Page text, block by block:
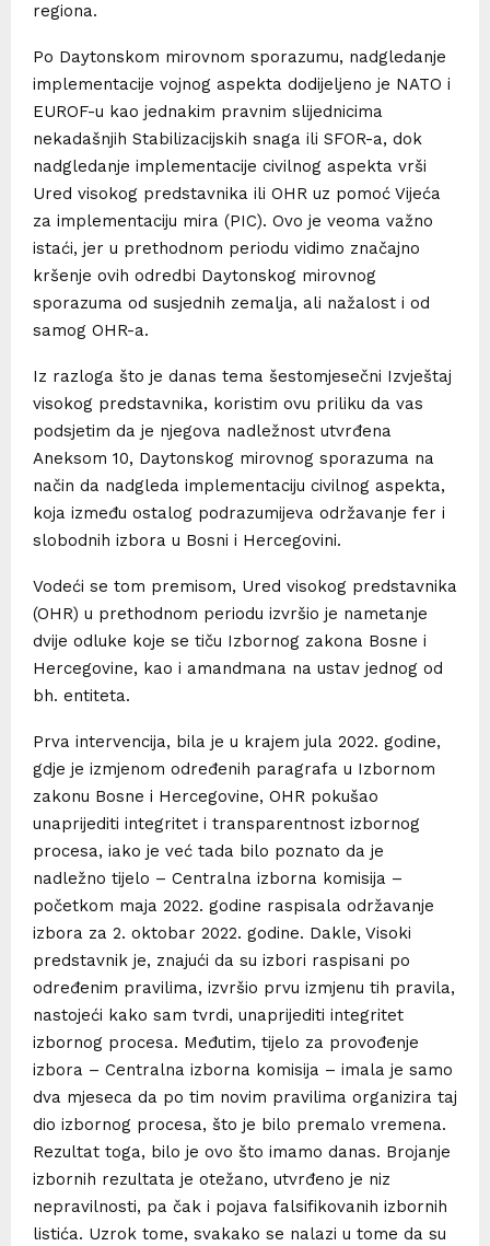
regiona.
Po Daytonskom mirovnom sporazumu, nadgledanje
implementacije vojnog aspekta dodijeljeno je NATO i
EUROF-u kao jednakim pravnim slijednicima
nekadašnjih Stabilizacijskih snaga ili SFOR-a, dok
nadgledanje implementacije civilnog aspekta vrši
Ured visokog predstavnika ili OHR uz pomoć Vijeća
za implementaciju mira (PIC). Ovo je veoma važno
istaći, jer u prethodnom periodu vidimo značajno
kršenje ovih odredbi Daytonskog mirovnog
sporazuma od susjednih zemalja, ali nažalost i od
samog OHR-a.
Iz razloga što je danas tema šestomjesečni Izvještaj
visokog predstavnika, koristim ovu priliku da vas
podsjetim da je njegova nadležnost utvrđena
Aneksom 10, Daytonskog mirovnog sporazuma na
način da nadgleda implementaciju civilnog aspekta,
koja između ostalog podrazumijeva održavanje fer i
slobodnih izbora u Bosni i Hercegovini.
Vodeći se tom premisom, Ured visokog predstavnika
(OHR) u prethodnom periodu izvršio je nametanje
dvije odluke koje se tiču Izbornog zakona Bosne i
Hercegovine, kao i amandmana na ustav jednog od
bh. entiteta.
Prva intervencija, bila je u krajem jula 2022. godine,
gdje je izmjenom određenih paragrafa u Izbornom
zakonu Bosne i Hercegovine, OHR pokušao
unaprijediti integritet i transparentnost izbornog
procesa, iako je već tada bilo poznato da je
nadležno tijelo – Centralna izborna komisija –
početkom maja 2022. godine raspisala održavanje
izbora za 2. oktobar 2022. godine. Dakle, Visoki
predstavnik je, znajući da su izbori raspisani po
određenim pravilima, izvršio prvu izmjenu tih pravila,
nastojeći kako sam tvrdi, unaprijediti integritet
izbornog procesa. Međutim, tijelo za provođenje
izbora – Centralna izborna komisija – imala je samo
dva mjeseca da po tim novim pravilima organizira taj
dio izbornog procesa, što je bilo premalo vremena.
Rezultat toga, bilo je ovo što imamo danas. Brojanje
izbornih rezultata je otežano, utvrđeno je niz
nepravilnosti, pa čak i pojava falsifikovanih izbornih
listića. Uzrok tome, svakako se nalazi u tome da su